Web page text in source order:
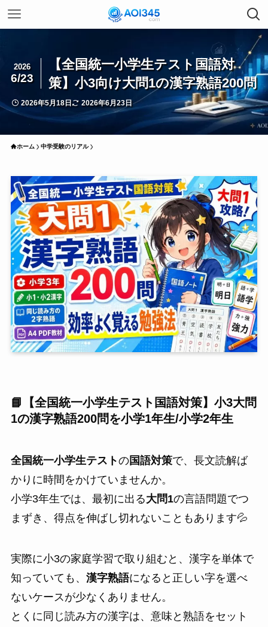
【全国統一小学生テスト国語対
策】小3向け大問1の漢字熟語200問
2026
6/23
2026年5月18日 2026年6月23日
ホーム 中学受験のリアル
📘【全国統一小学生テスト国語対策】小3大問
1の漢字熟語200問を小学1年生/小学2年生
全国統一小学生テストの国語対策で、長文読解ば
かりに時間をかけていませんか。
小学3年生では、最初に出る大問1の言語問題でつ
まずき、得点を伸ばし切れないこともあります💦
実際に小3の家庭学習で取り組むと、漢字を単体で
知っていても、 漢字熟語になると正しい字を選べ
ないケースが少なくありません。
とくに同じ読み方の漢字は、意味と熟語をセット